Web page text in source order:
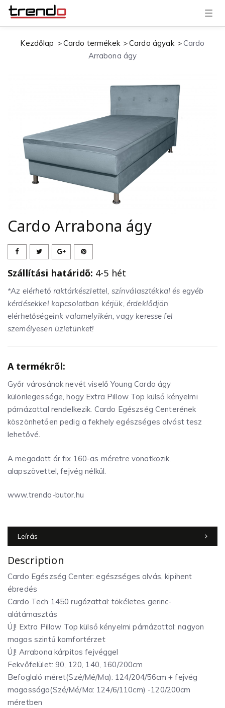
T
g
Kezdőlap Cardo termékek Cardo ágyak
Cardo
Arrabona ágy
Cardo Arrabona ágy
Szállítási határidő: 4-5 hét
*Az elérhető raktárkészlettel, színválasztékkal és egyéb
kérdésekkel kapcsolatban kérjük, érdeklődjön
elérhetőségeink valamelyikén, vagy keresse fel
személyesen üzletünket!
A termékről:
Győr városának nevét viselő Young Cardo ágy
különlegessége, hogy Extra Pillow Top külső kényelmi
párnázattal rendelkezik. Cardo Egészség Centerének
köszönhetően pedig a fekhely egészséges alvást tesz
lehetővé.
A megadott ár fix 160-as méretre vonatkozik,
alapszövettel, fejvég nélkül.
www.trendo-butor.hu
Leírás
Description
Cardo Egészség Center: egészséges alvás, kipihent
ébredés
Cardo Tech 1450 rugózattal: tökéletes gerinc-
alátámasztás
ÚJ! Extra Pillow Top külső kényelmi párnázattal: nagyon
magas szintű komfortérzet
ÚJ! Arrabona kárpitos fejvéggel
Fekvőfelület: 90, 120, 140, 160/200cm
Befoglaló méret(Szé/Mé/Ma): 124/204/56cm + fejvég
magassága(Szé/Mé/Ma: 124/6/110cm) -120/200cm
méretben